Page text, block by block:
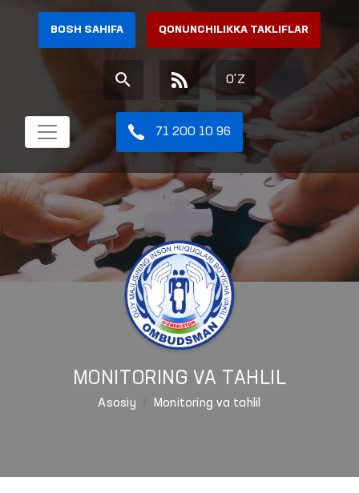
BOSH SAHIFA QONUNCHILIKKA TAKLIFLAR
O'Z
71 200 10 96
MONITORING VA TAHLIL
Asosiy Monitoring va tahlil